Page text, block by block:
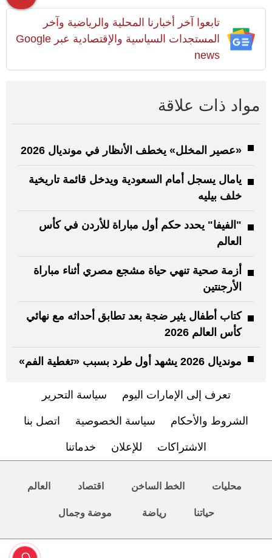
تابعوا آخر أخبارنا المحلية والرياضية وآخر
المستجدات السياسية والإقتصادية عبر Google
news
مواد ذات علاقة
«عصير المخلل» يخطف الأنظار في مونديال 2026
يامال يسجل أمام السعودية ويدخل قائمة تاريخية
خلف بيليه
"الفيفا" يحدد حكم أول مباراة للأردن في كأس
العالم
أزمة صحية تنهي حياة مشجع مصري أثناء مباراة
الأرجنتين
كتاب أطفال يثير ضجة بعد تطابق أحداثه مع نهائي
كأس العالم 2026
مونديال 2026 يشهد أول طرد بسبب «تغطية الفم»
تعرف إلى الإمارات اليوم سياسة التحرير
الشروط والأحكام سياسة الخصوصية اتصل بنا
الاشتراكات للإعلان خدماتنا
محليات الخط الساخن اقتصاد العالم
حياتنا رياضة موضة وجمال